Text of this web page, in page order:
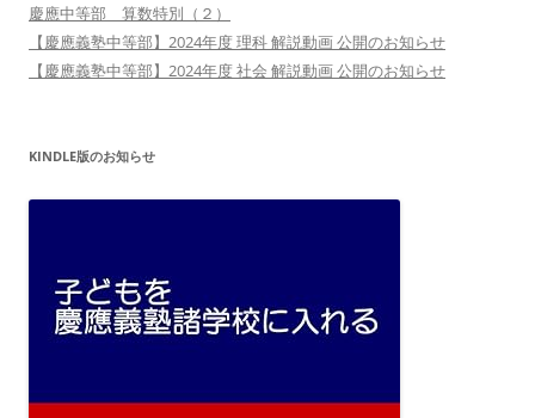
慶應中等部 算数特別（２）
【慶應義塾中等部】2024年度 理科 解説動画 公開のお知らせ
【慶應義塾中等部】2024年度 社会 解説動画 公開のお知らせ
KINDLE版のお知らせ